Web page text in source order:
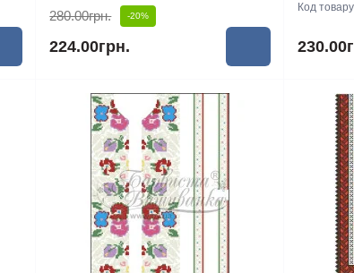
280.00грн. -20%
224.00грн.
Код